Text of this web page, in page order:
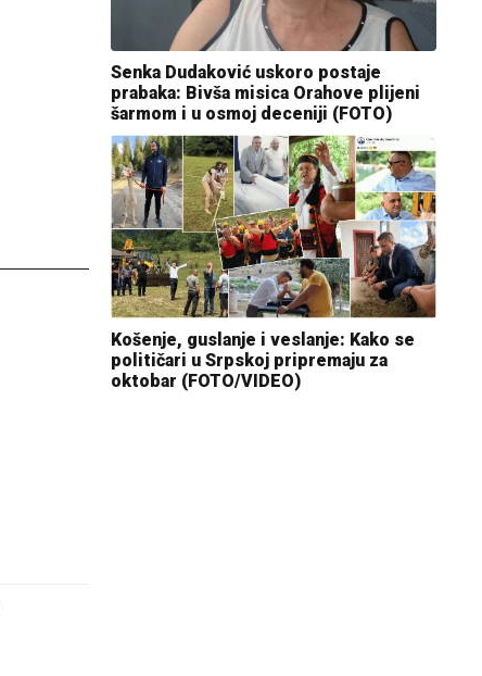
Senka Dudaković uskoro postaje
prabaka: Bivša misica Orahove plijeni
šarmom i u osmoj deceniji (FOTO)
Košenje, guslanje i veslanje: Kako se
političari u Srpskoj pripremaju za
oktobar (FOTO/VIDEO)